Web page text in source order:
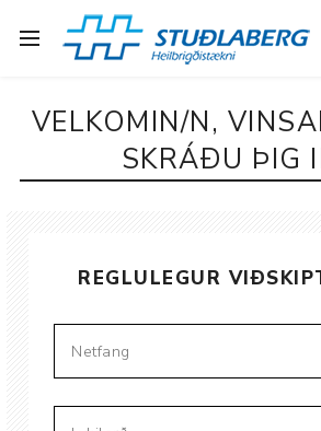
VELKOMIN/N,
SKRÁÐU ÞIG
REGLULEGUR